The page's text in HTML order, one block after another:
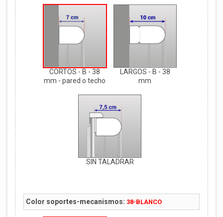
CORTOS - B - 38
mm - pared o techo
LARGOS - B - 38
mm
SIN TALADRAR
Color soportes-mecanismos: 38-BLANCO